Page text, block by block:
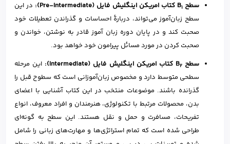
سطح B1 کتاب امریکن اینگلیش فایل (Pre-Intermediate):
در این
سطح زبان‌آموز می‌تواند، دربارهٔ احساسات و گذراندن تعطیلات خود
صحبت کند و در پایان دوره زبان آموز قادر به نوشتن، خواندن و
صحبت کردن در مورد مسائل پیرامون خود خواهد بود.
سطح B2 کتاب امریکن اینگلیش فایل (Intermediate):
این مرحله
سطحی متوسط دارد و مخصوص زبان‌آموزانی است که سطوح قبل را
گذرانده باشند. موضوعات منتخب در این کتاب آشنایی با اعضای
بدن، محصولات مرتبط با تکنولوژی، هنرمندان و افراد معروف، انواع
تفریحات، مسافرت و حمل و نقل هستند. این سطح به گونه‌ای
طراحی شده است که تمام استراتژی‌ها و مهارت‌های زبانی را شامل